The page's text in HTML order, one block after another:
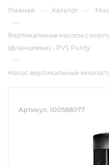
Главная — Каталог —
—
Вертикальные насосы с
(фланцевые) - PVS Purity
—
Насос вертикальный
Артикул: 100588077